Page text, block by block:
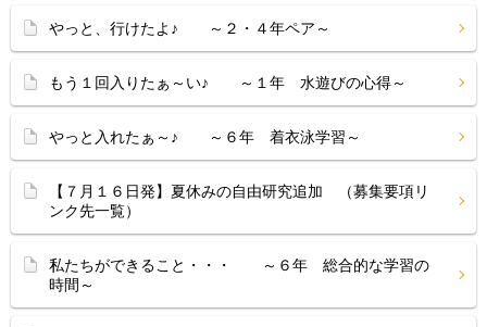
やっと、行けたよ♪ ～２・４年ペア～
もう１回入りたぁ～い♪ ～１年 水遊びの心得～
やっと入れたぁ～♪ ～６年 着衣泳学習～
【７月１６日発】夏休みの自由研究追加 （募集要項リ
ンク先一覧）
私たちができること・・・ ～６年 総合的な学習の
時間～